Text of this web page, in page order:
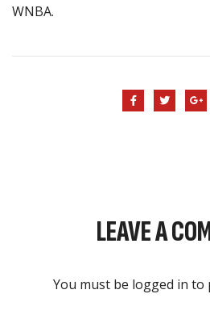
WNBA.
LEAVE A
You must be logged in to